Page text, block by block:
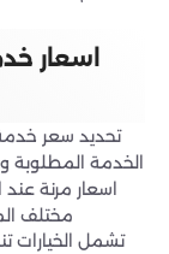
اسعار
تحديد سعر
الخدمة المطلوبة
اسعار مرنة
مختلف
تشمل